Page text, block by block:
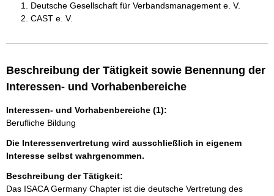
Deutsche Gesellschaft für Verbandsmanagement e. V.
CAST e. V.
Beschreibung der Tätigkeit sowie Benennung der
Interessen- und Vorhabenbereiche
Interessen- und Vorhabenbereiche (1):
Berufliche Bildung
Die Interessenvertretung wird ausschließlich in eigenem
Interesse selbst wahrgenommen.
Beschreibung der Tätigkeit:
Das ISACA Germany Chapter ist die deutsche Vertretung des